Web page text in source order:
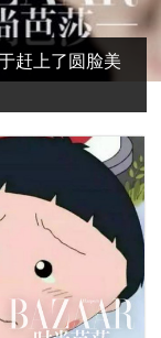
赶上了圆脸美